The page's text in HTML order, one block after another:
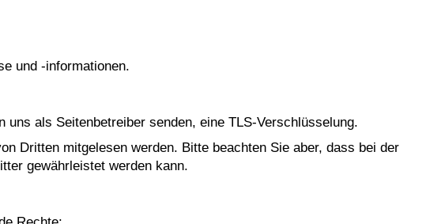
und -informationen.
als Seitenbetreiber senden, eine TLS-Verschlüsselung.
Dritten mitgelesen werden. Bitte beachten Sie aber, dass bei der
gewährleistet werden kann.